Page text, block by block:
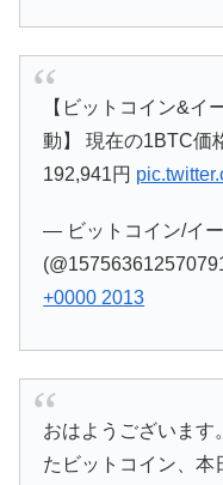
【ビットコイン&イ
動】 現在の1BTC価
192,941円
— ビットコイン/イ
+0000 2013
おはようございます
たビットコイン、本